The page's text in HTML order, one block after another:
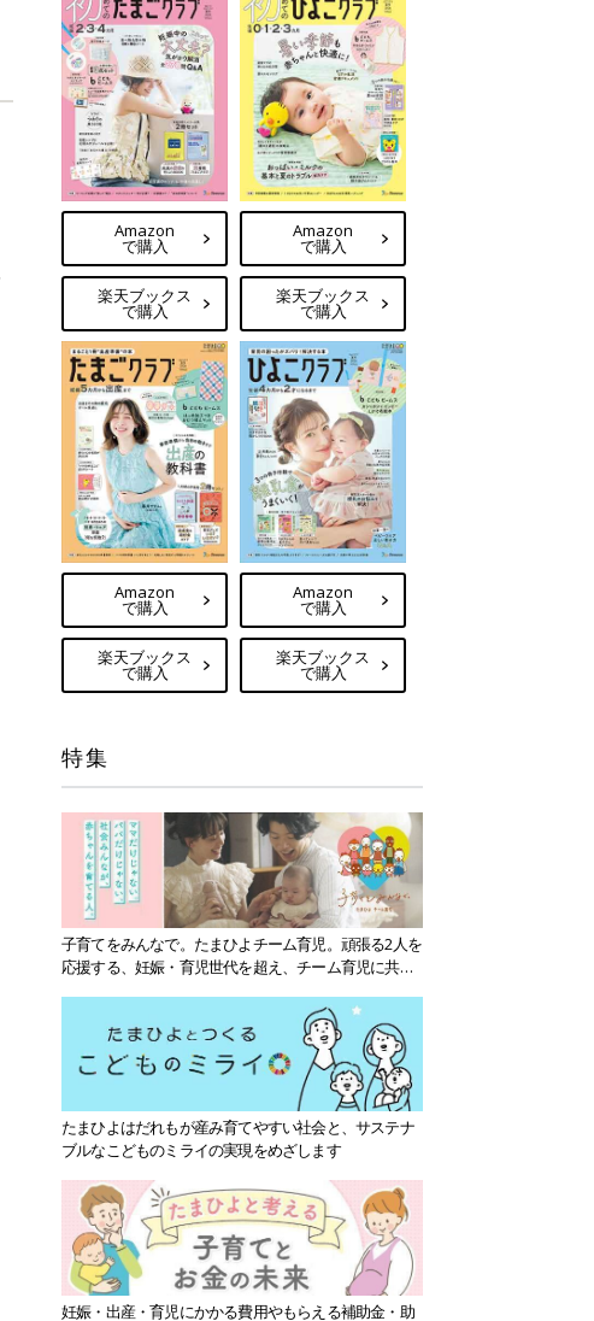
Amazon
で購入
楽天ブックス
で購入
Amazon
で購入
楽天ブックス
で購入
Amazon
で購入
楽天ブックス
で購入
Amazon
で購入
楽天ブックス
で購入
特集
子育てをみんなで。たまひよチーム育児。頑張る2人を
応援する、妊娠・育児世代を超え、チーム育児に共感
たまひよはだれもが産み育てやすい社会と、サステナ
ブルなこどものミライの実現をめざします
妊娠・出産・育児にかかる費用やもらえる補助金・助